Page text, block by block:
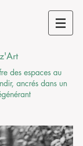
des espaces au
ancrés dans un